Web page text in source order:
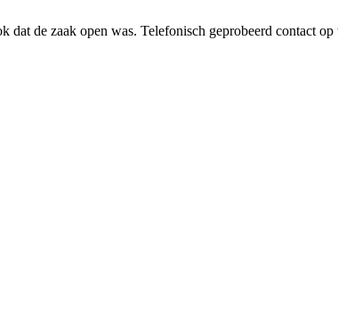
dat de zaak open was. Telefonisch geprobeerd contact op